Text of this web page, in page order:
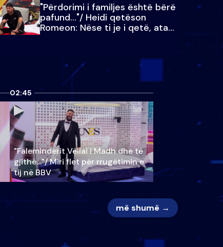
"Përdorimi i familjes është bërë
pafund…"/ Heidi qetëson
Romeon: Nëse ti je i qetë, ata
qetësohen
02:45
"Faleminderit Vëllai i Madh dhe të
gjithë…"/ Miri flet për rrugëtimin e
tij në BBV
më shumë →